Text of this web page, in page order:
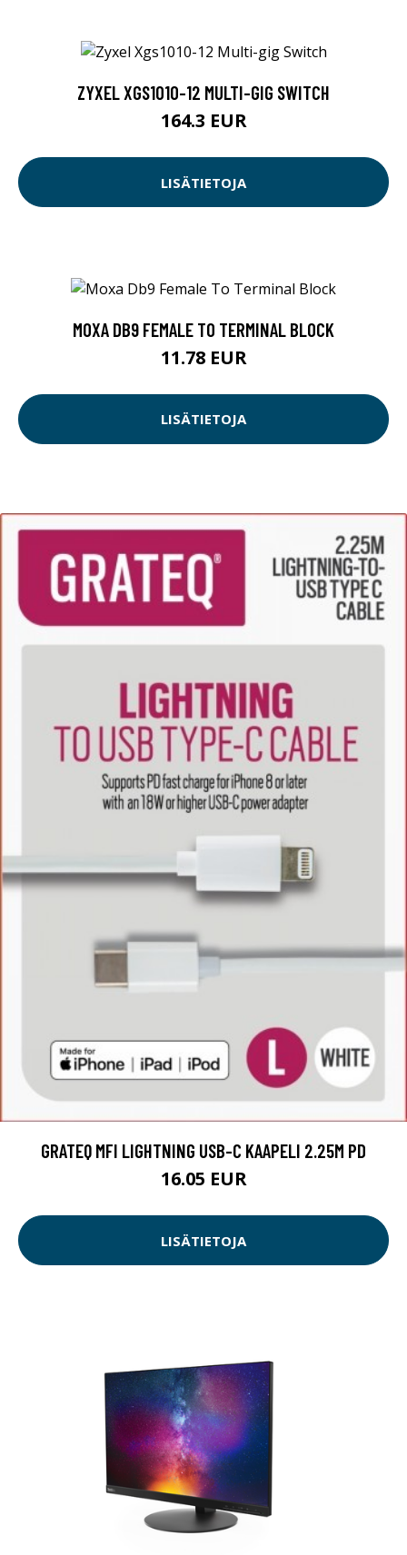
ZYXEL XGS1010-12 MULTI-GIG SWITCH
164.3 EUR
LISÄTIETOJA
MOXA DB9 FEMALE TO TERMINAL BLOCK
11.78 EUR
LISÄTIETOJA
GRATEQ MFI LIGHTNING USB-C KAAPELI 2.25M PD
16.05 EUR
LISÄTIETOJA